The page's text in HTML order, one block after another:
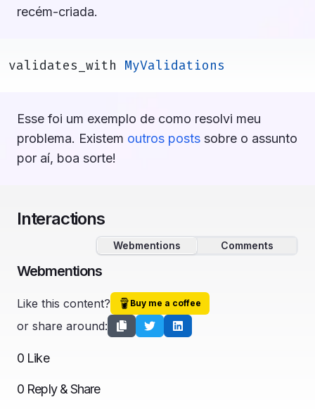
recém-criada.
validates_with MyValidations
Esse foi um exemplo de como resolvi meu
problema. Existem outros posts sobre o assunto
por aí, boa sorte!
Interactions
Webmentions Comments
Webmentions
Like this content? Buy me a coffee
or share around:
0 Like
0 Reply & Share